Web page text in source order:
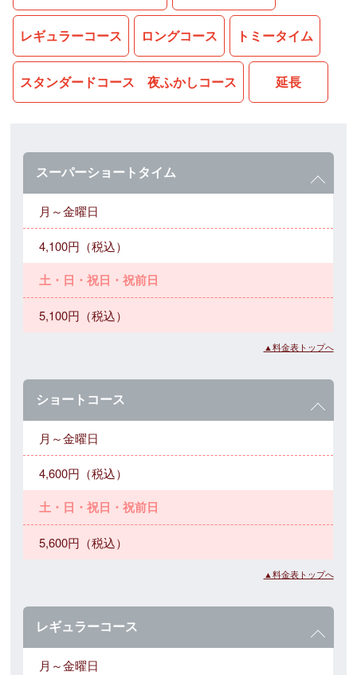
レギュラーコース ロングコース トミータイム
スタンダードコース 夜ふかしコース 延長
スーパーショートタイム
月～金曜日
4,100円（税込）
土・日・祝日・祝前日
5,100円（税込）
▲料金表トップへ
ショートコース
月～金曜日
4,600円（税込）
土・日・祝日・祝前日
5,600円（税込）
▲料金表トップへ
レギュラーコース
月～金曜日